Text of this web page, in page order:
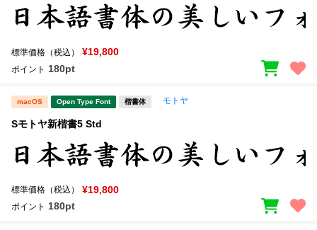
標準価格（税込） ¥19,800
ポイント 180pt
macOS Open Type Font 楷書体 モトヤ
Sモトヤ新楷書5 Std
標準価格（税込） ¥19,800
ポイント 180pt